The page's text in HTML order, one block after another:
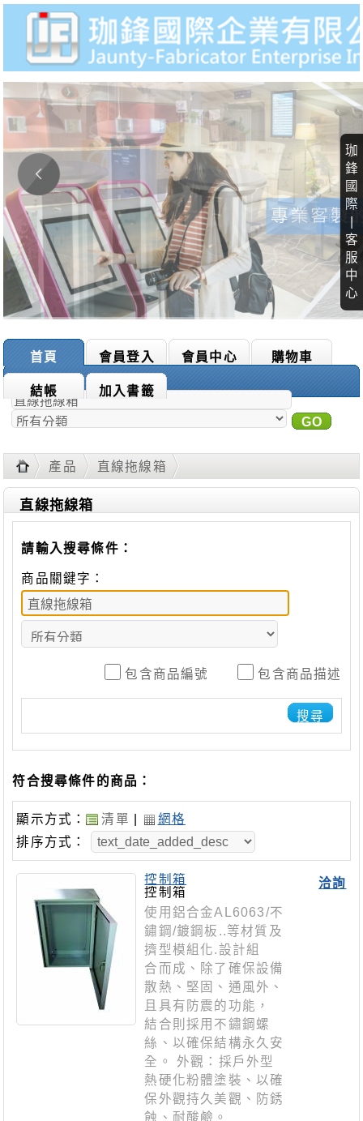
珈
鋒
國
際
客
服
中
心
首頁 會員登入 會員中心 購物車
結帳 加入書籤
商品搜尋：
GO
產品
直線拖線箱
直線拖線箱
請輸入搜尋條件：
商品關鍵字：
包含商品編號 包含商品描述
搜尋
符合搜尋條件的商品：
顯示方式： 清單
網格
排序方式：
洽詢
控制箱
控制箱
使用鋁合金AL6063/不
鏽鋼/鍍鋼板..等材質及
擠型模組化.設計組
合而成、除了確保設備
散熱、堅固、通風外、
且具有防震的功能，
結合則採用不鏽鋼螺
絲、以確保結構永久安
全。 外觀：採戶外型
熱硬化粉體塗裝、以確
保外觀持久美觀、防銹
蝕、耐酸鹼。